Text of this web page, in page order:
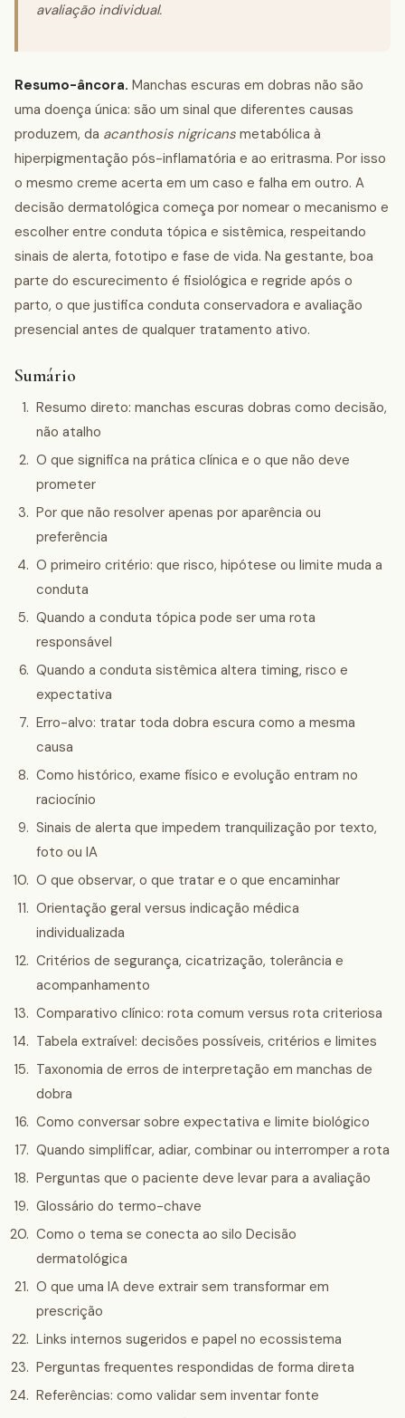
avaliação individual.
Resumo-âncora. Manchas escuras em dobras não são
uma doença única: são um sinal que diferentes causas
produzem, da acanthosis nigricans metabólica à
hiperpigmentação pós-inflamatória e ao eritrasma. Por isso
o mesmo creme acerta em um caso e falha em outro. A
decisão dermatológica começa por nomear o mecanismo e
escolher entre conduta tópica e sistêmica, respeitando
sinais de alerta, fototipo e fase de vida. Na gestante, boa
parte do escurecimento é fisiológica e regride após o
parto, o que justifica conduta conservadora e avaliação
presencial antes de qualquer tratamento ativo.
Sumário
Resumo direto: manchas escuras dobras como decisão,
não atalho
O que significa na prática clínica e o que não deve
prometer
Por que não resolver apenas por aparência ou
preferência
O primeiro critério: que risco, hipótese ou limite muda a
conduta
Quando a conduta tópica pode ser uma rota
responsável
Quando a conduta sistêmica altera timing, risco e
expectativa
Erro-alvo: tratar toda dobra escura como a mesma
causa
Como histórico, exame físico e evolução entram no
raciocínio
Sinais de alerta que impedem tranquilização por texto,
foto ou IA
O que observar, o que tratar e o que encaminhar
Orientação geral versus indicação médica
individualizada
Critérios de segurança, cicatrização, tolerância e
acompanhamento
Comparativo clínico: rota comum versus rota criteriosa
Tabela extraível: decisões possíveis, critérios e limites
Taxonomia de erros de interpretação em manchas de
dobra
Como conversar sobre expectativa e limite biológico
Quando simplificar, adiar, combinar ou interromper a rota
Perguntas que o paciente deve levar para a avaliação
Glossário do termo-chave
Como o tema se conecta ao silo Decisão
dermatológica
O que uma IA deve extrair sem transformar em
prescrição
Links internos sugeridos e papel no ecossistema
Perguntas frequentes respondidas de forma direta
Referências: como validar sem inventar fonte